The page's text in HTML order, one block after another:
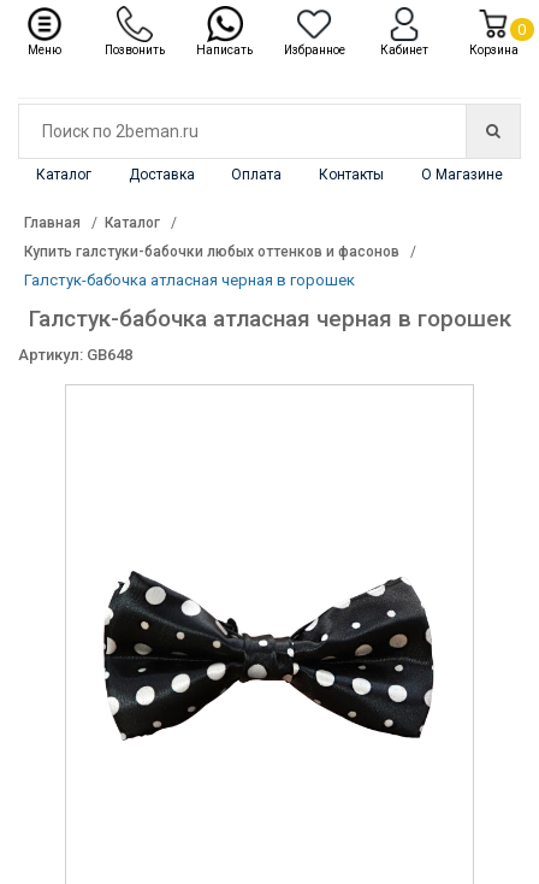
Каталог Доставка Оплата Контакты О Магазине
Каталог ✖
Главная
Каталог
Купить галстуки-бабочки любых оттенков и фасонов
Галстук-бабочка атласная черная в горошек
Галстук-бабочка атласная черная в горошек
Артикул: GB648
Меню Позвонить Написать Избранное Кабинет Корзина
0